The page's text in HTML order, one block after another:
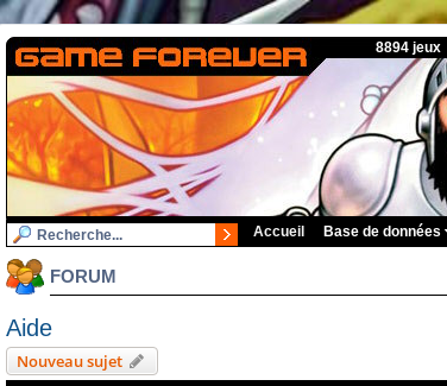
8894
Accueil Base de données
FORUM
Aide
Nouveau sujet